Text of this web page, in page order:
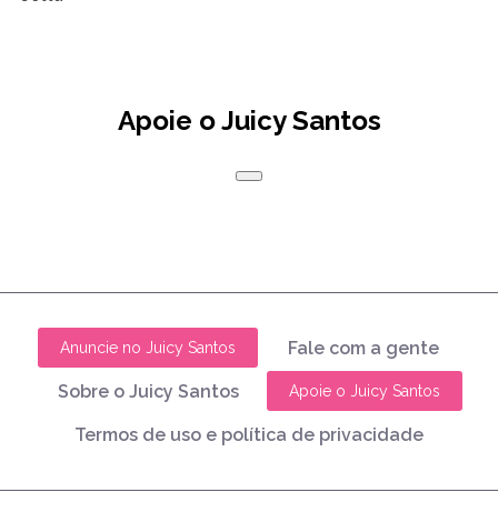
Apoie o Juicy Santos
Anuncie no Juicy Santos Fale com a gente
Sobre o Juicy Santos Apoie o Juicy Santos
Termos de uso e política de privacidade